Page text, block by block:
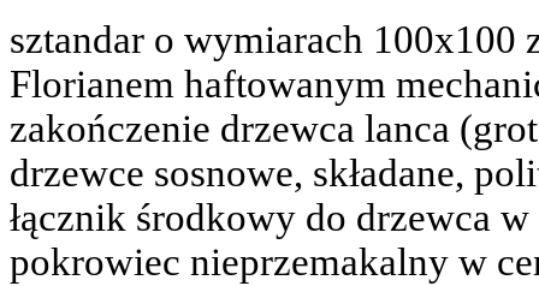
sztandar o wymiarach 100x100
Florianem haftowanym
zakończenie drzewca lanca
drzewce sosnowe, składane,
łącznik środkowy do drzewca w
pokrowiec nieprzemakalny w